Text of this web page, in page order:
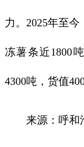
力。2025年至
冻薯条近1800
4300吨，货值
来源：呼和